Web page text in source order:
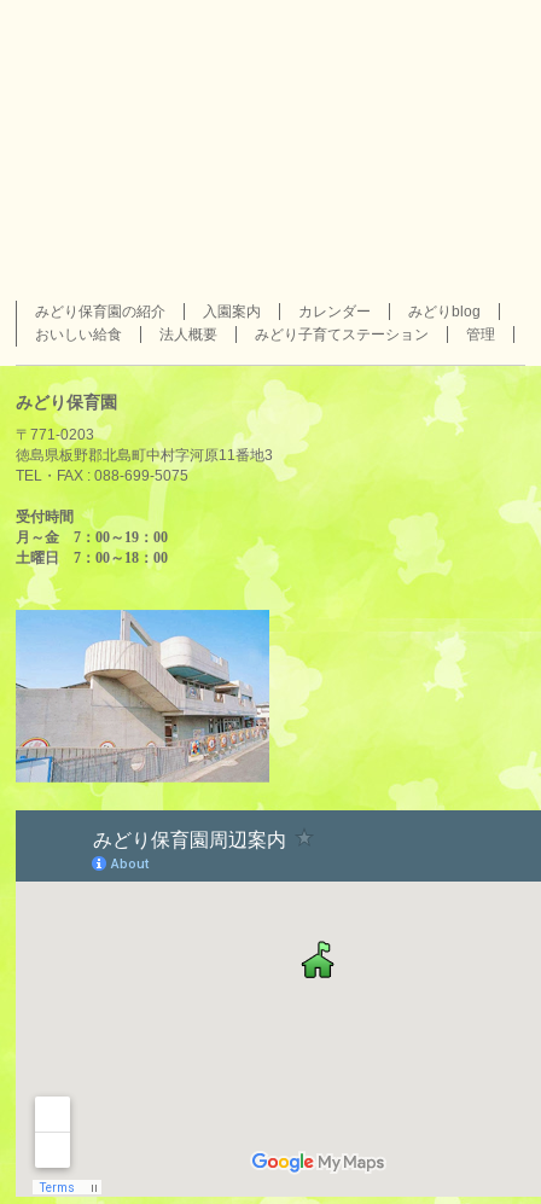
みどり保育園の紹介 入園案内 カレンダー
みどりblog
おいしい給食
法人概要 みどり子育てステーション 管理
みどり保育園
〒771-0203
徳島県板野郡北島町中村字河原11番地3
TEL・FAX :088-699-5075
受付時間
月～金 7：00～19：00
土曜日 7：00～18：00